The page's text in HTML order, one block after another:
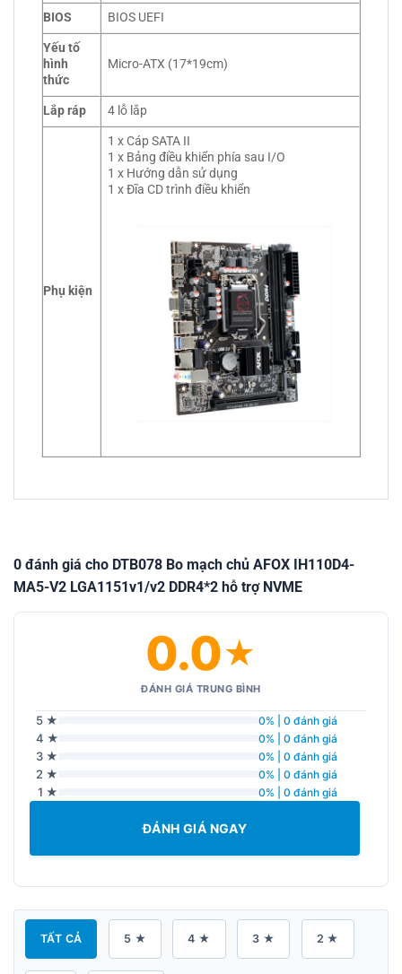
BIOS
BIOS UEFI
Yếu tố
hình
thức
Micro-ATX (17*19cm)
Lắp ráp 4 lỗ lắp
Phụ kiện
1 x Cáp SATA II
1 x Bảng điều khiển phía sau I/O
1 x Hướng dẫn sử dụng
1 x Đĩa CD trình điều khiển
0 đánh giá cho DTB078 Bo mạch chủ AFOX IH110D4-
MA5-V2 LGA1151v1/v2 DDR4*2 hỗ trợ NVME
0.0★
ĐÁNH GIÁ TRUNG BÌNH
5 ★ 0% | 0 đánh giá
4 ★ 0% | 0 đánh giá
3 ★ 0% | 0 đánh giá
2 ★ 0% | 0 đánh giá
1 ★ 0% | 0 đánh giá
ĐÁNH GIÁ NGAY
TẤT CẢ 5 ★ 4 ★ 3 ★ 2 ★